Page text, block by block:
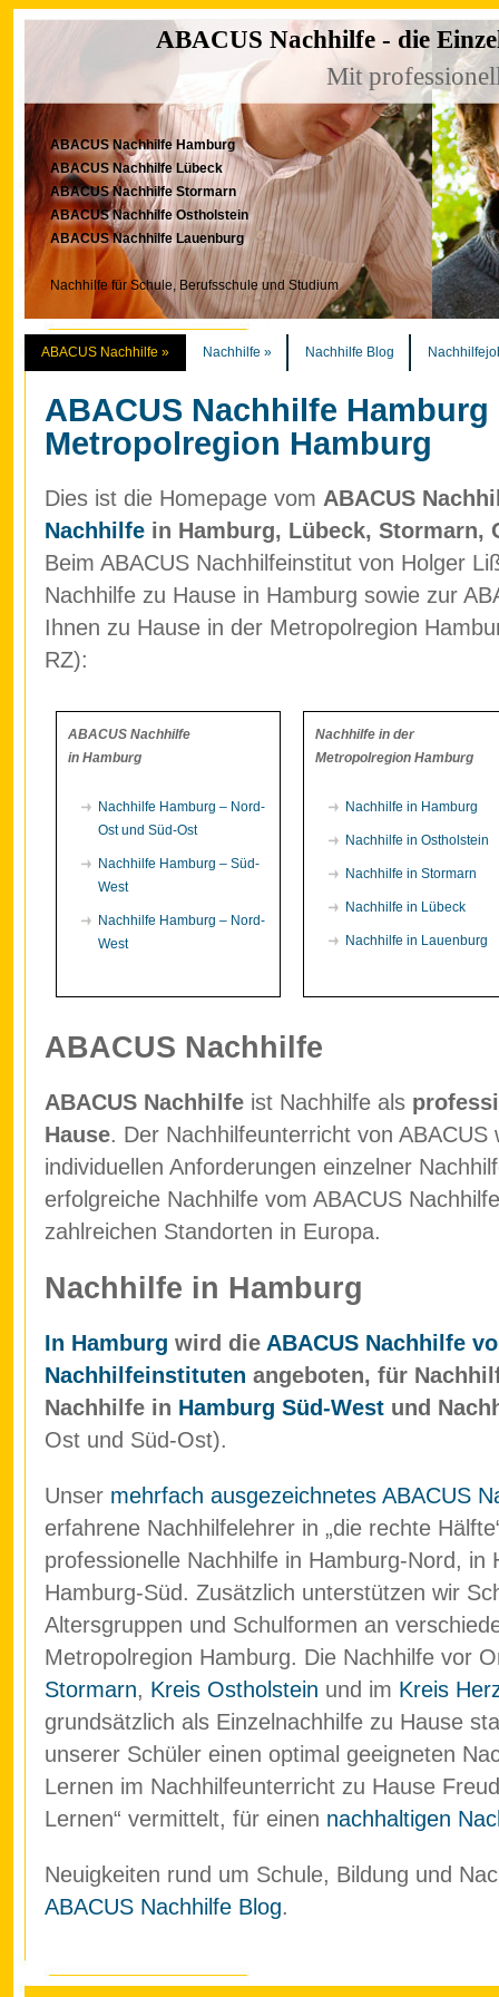
ABACUS Nachhilfe - die
Mit
ABACUS Nachhilfe Hamburg
ABACUS Nachhilfe Lübeck
ABACUS Nachhilfe Stormarn
ABACUS Nachhilfe Ostholstein
ABACUS Nachhilfe Lauenburg
Nachhilfe für Schule, Berufsschule und Studium
ABACUS Nachhilfe » Nachhilfe » Nachhilfe Blog
ABACUS Nachhilfe Hamburg
Metropolregion Hamburg
Dies ist die Homepage vom ABACUS
Nachhilfe in Hamburg, Lübeck, Stormarn,
Beim ABACUS Nachhilfeinstitut von Holger
Nachhilfe zu Hause in Hamburg sowie zur
Ihnen zu Hause in der Metropolregion
RZ):
ABACUS Nachhilfe
in Hamburg
Nachhilfe Hamburg – Nord-
Ost und Süd-Ost
Nachhilfe Hamburg – Süd-
West
Nachhilfe Hamburg – Nord-
West
Nachhilfe in der
Metropolregion Hamburg
Nachhilfe in Hamburg
Nachhilfe in Ostholstein
Nachhilfe in Stormarn
Nachhilfe in Lübeck
Nachhilfe in Lauenburg
ABACUS Nachhilfe
ABACUS Nachhilfe ist Nachhilfe als
Hause. Der Nachhilfeunterricht von
individuellen Anforderungen einzelner
erfolgreiche Nachhilfe vom ABACUS
zahlreichen Standorten in Europa.
Nachhilfe in Hamburg
In Hamburg wird die ABACUS Nachhilfe
Nachhilfeinstituten angeboten, für
Nachhilfe in Hamburg Süd-West und
Ost und Süd-Ost).
Unser mehrfach ausgezeichnetes ABACUS
erfahrene Nachhilfelehrer in „die rechte
professionelle Nachhilfe in Hamburg-Nord, in
Hamburg-Süd. Zusätzlich unterstützen wir
Altersgruppen und Schulformen an
Metropolregion Hamburg. Die Nachhilfe vor
Stormarn, Kreis Ostholstein und im Kreis
grundsätzlich als Einzelnachhilfe zu Hause
unserer Schüler einen optimal geeigneten
Lernen im Nachhilfeunterricht zu Hause
Lernen“ vermittelt, für einen nachhaltigen
Neuigkeiten rund um Schule, Bildung und
ABACUS Nachhilfe Blog.